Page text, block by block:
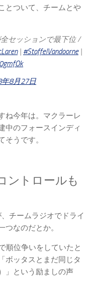
とついて、チームとや
セッションで最下位 /
| #StoffelVandoorne|
年8月27日
ね今年は。マクラーレ
中のフォースインディ
うです。
ントロールも
チームラジオでドライ
なのだとか。
順位争いをしていたと
ボッタスとまだ同じタ
」という励ましの声